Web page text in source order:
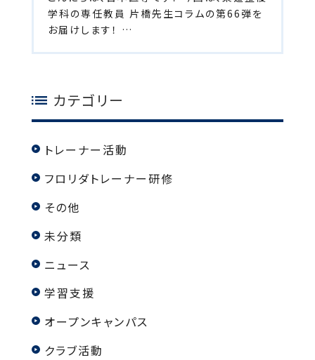
学科の専任教員 片橋先生コラムの第66弾を
お届けします！ …
カテゴリー
トレーナー活動
フロリダトレーナー研修
その他
未分類
ニュース
学習支援
オープンキャンパス
クラブ活動